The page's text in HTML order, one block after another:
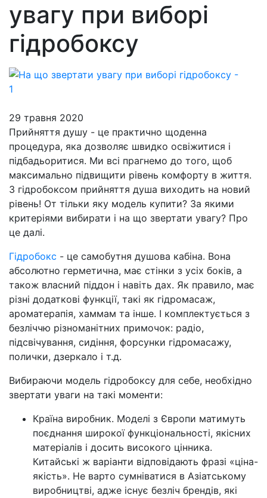
увагу при виборі
гідробоксу
29 травня 2020
Прийняття душу - це практично щоденна
процедура, яка дозволяє швидко освіжитися і
підбадьоритися. Ми всі прагнемо до того, щоб
максимально підвищити рівень комфорту в життя.
З гідробоксом прийняття душа виходить на новий
рівень! От тільки яку модель купити? За якими
критеріями вибирати і на що звертати увагу? Про
це далі.
Гідробокс - це самобутня душова кабіна. Вона
абсолютно герметична, має стінки з усіх боків, а
також власний піддон і навіть дах. Як правило, має
різні додаткові функції, такі як гідромасаж,
ароматерапія, хаммам та інше. І комплектується з
безліччю різноманітних примочок: радіо,
підсвічування, сидіння, форсунки гідромасажу,
полички, дзеркало і т.д.
Вибираючи модель гідробоксу для себе, необхідно
звертати уваги на такі моменти:
Країна виробник. Моделі з Європи матимуть
поєднання широкої функціональності, якісних
матеріалів і досить високого цінника.
Китайські ж варіанти відповідають фразі «ціна-
якість». Не варто сумніватися в Азіатському
виробництві, адже існує безліч брендів, які